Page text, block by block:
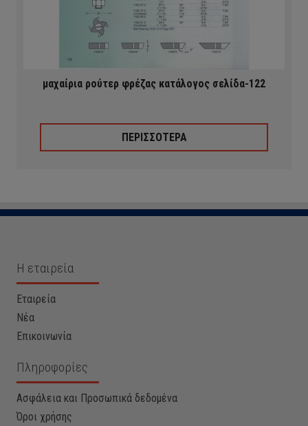
μαχαίρια ρούτερ φρέζας κατάλογος σελίδα-122
ΠΕΡΙΣΣΟΤΕΡΑ
Η εταιρεία
Εταιρεία
Νέα
Επικοινωνία
Πληροφορίες
Ασφάλεια και Προσωπικά δεδομένα
Όροι χρήσης